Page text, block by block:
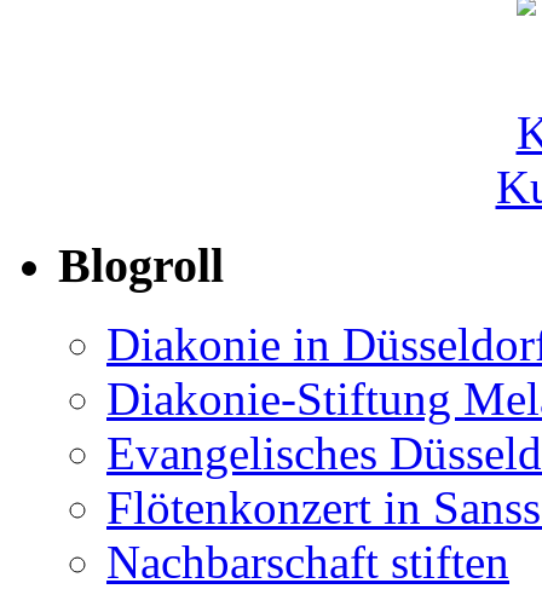
Blogroll
Diakonie in
Diakonie-Stiftung
Evangelisches
Flötenkonzert in
Nachbarschaft stiften